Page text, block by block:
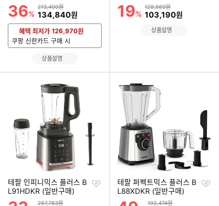
할인률
36%
상품금액
213,400원
할인금액
134,840원
혜택 최저가 126,970원
쿠팡 신한카드 구매 시
상품설명
할인률
19%
상품금액
128,869원
할인금액
103,190원
상품설명
테팔 인피니믹스 플러스 B
L91HDKR (일반구매)
할인률
상품금액
267,783원
찜
테팔 퍼펙트믹스 플러스 B
L88XDKR (일반구매)
할인률
상품금액
192,474원
찜